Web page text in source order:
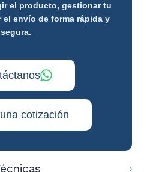
el producto, gestionar tu
envío de forma rápida y
segura.
cotización